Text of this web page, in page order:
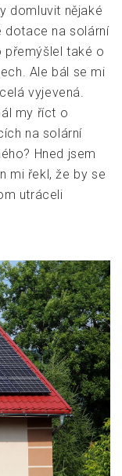
domluvit nějaké
dotace na solární
přemýšlel také o
Ale bál se mi
vyjevená.
my říct o
na solární
Hned jsem
mi řekl, že by se
utráceli